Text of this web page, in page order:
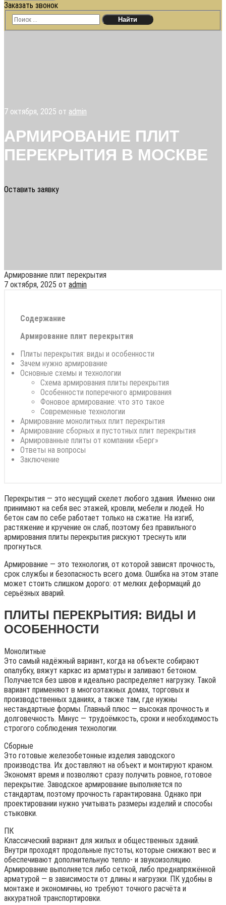
Заказать звонок
7 октября, 2025 от admin
АРМИРОВАНИЕ ПЛИТ
ПЕРЕКРЫТИЯ В МОСКВЕ
Оставить заявку
Армирование плит перекрытия
7 октября, 2025 от admin
Содержание
Армирование плит перекрытия
Плиты перекрытия: виды и особенности
Зачем нужно армирование
Основные схемы и технологии
Схема армирования плиты перекрытия
Особенности поперечного армирования
Фоновое армирование: что это такое
Современные технологии
Армирование монолитных плит перекрытия
Армирование сборных и пустотных плит перекрытия
Армированные плиты от компании «Берг»
Ответы на вопросы
Заключение
Перекрытия — это несущий скелет любого здания. Именно они
принимают на себя вес этажей, кровли, мебели и людей. Но
бетон сам по себе работает только на сжатие. На изгиб,
растяжение и кручение он слаб, поэтому без правильного
армирования плиты перекрытия рискуют треснуть или
прогнуться.
Армирование — это технология, от которой зависят прочность,
срок службы и безопасность всего дома. Ошибка на этом этапе
может стоить слишком дорого: от мелких деформаций до
серьёзных аварий.
ПЛИТЫ ПЕРЕКРЫТИЯ: ВИДЫ И
ОСОБЕННОСТИ
Монолитные
Это самый надёжный вариант, когда на объекте собирают
опалубку, вяжут каркас из арматуры и заливают бетоном.
Получается без швов и идеально распределяет нагрузку. Такой
вариант применяют в многоэтажных домах, торговых и
производственных зданиях, а также там, где нужны
нестандартные формы. Главный плюс — высокая прочность и
долговечность. Минус — трудоёмкость, сроки и необходимость
строгого соблюдения технологии.
Сборные
Это готовые железобетонные изделия заводского
производства. Их доставляют на объект и монтируют краном.
Экономят время и позволяют сразу получить ровное, готовое
перекрытие. Заводское армирование выполняется по
стандартам, поэтому прочность гарантирована. Однако при
проектировании нужно учитывать размеры изделий и способы
стыковки.
ПК
Классический вариант для жилых и общественных зданий.
Внутри проходят продольные пустоты, которые снижают вес и
обеспечивают дополнительную тепло- и звукоизоляцию.
Армирование выполняется либо сеткой, либо преднапряжённой
арматурой — в зависимости от длины и нагрузки. ПК удобны в
монтаже и экономичны, но требуют точного расчёта и
аккуратной транспортировки.